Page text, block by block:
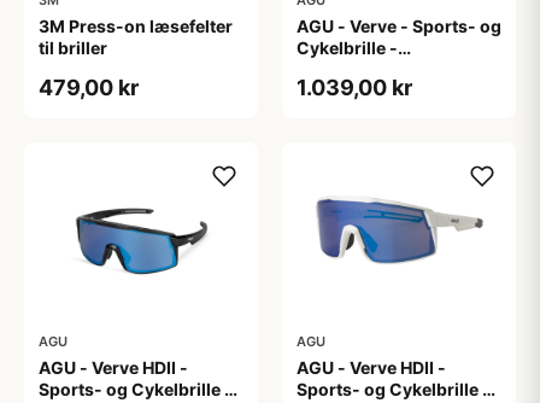
3M Press-on læsefelter
til briller
479,00 kr
AGU - Verve - Sports- og
Cykelbrille -
Mat Sort
1.039,00 kr
AGU
AGU - Verve HDII -
Sports- og Cykelbrille -
AGU
AGU - Verve HDII -
Sports- og Cykelbrille -